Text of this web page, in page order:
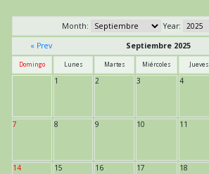
Month:
Year:
« Prev
Septiembre 2025
Domingo Lunes Martes Miércoles Jueves
1 2 3 4
7 8 9 10 11
14 15 16 17 18